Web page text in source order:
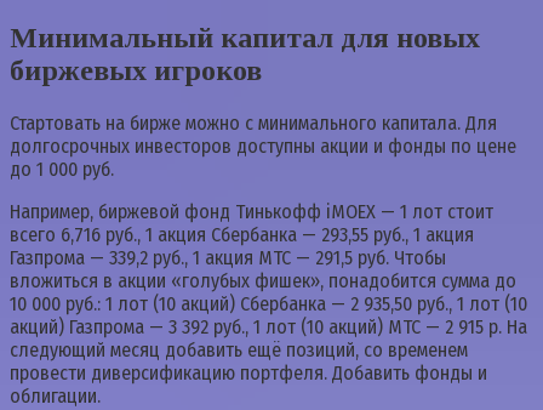
Минимальный капитал для новых
биржевых игроков
Стартовать на бирже можно с минимального капитала. Для
долгосрочных инвесторов доступны акции и фонды по цене
до 1 000 руб.
Например, биржевой фонд Тинькофф iMOEX — 1 лот стоит
всего 6,716 руб., 1 акция Сбербанка — 293,55 руб., 1 акция
Газпрома — 339,2 руб., 1 акция МТС — 291,5 руб. Чтобы
вложиться в акции «голубых фишек», понадобится сумма до
10 000 руб.: 1 лот (10 акций) Сбербанка — 2 935,50 руб., 1 лот (10
акций) Газпрома — 3 392 руб., 1 лот (10 акций) МТС — 2 915 р. На
следующий месяц добавить ещё позиций, со временем
провести диверсификацию портфеля. Добавить фонды и
облигации.